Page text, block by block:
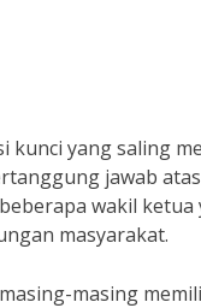
kunci yang saling
jawab
wakil ketua
masyarakat.
masing